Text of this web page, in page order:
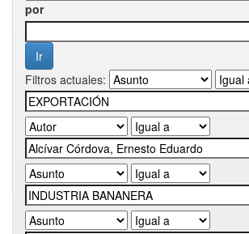
por
Filtros actuales: